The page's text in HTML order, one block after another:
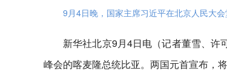
9月4日晚，国家主席习近平在北京人民大
新华社北京9月4日电（记者董雪、许
峰会的喀麦隆总统比亚。两国元首宣布，